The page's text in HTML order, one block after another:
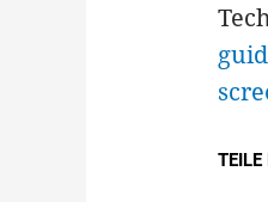
TEILE